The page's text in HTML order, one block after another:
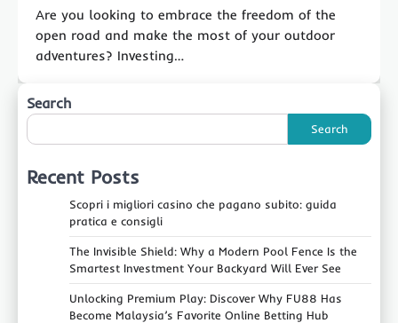
Are you looking to embrace the freedom of the
open road and make the most of your outdoor
adventures? Investing…
Search
Search
Recent Posts
Scopri i migliori casino che pagano subito: guida
pratica e consigli
The Invisible Shield: Why a Modern Pool Fence Is the
Smartest Investment Your Backyard Will Ever See
Unlocking Premium Play: Discover Why FU88 Has
Become Malaysia’s Favorite Online Betting Hub